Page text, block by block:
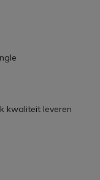
kwaliteit leveren